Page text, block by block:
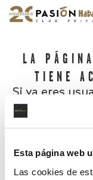
Esta página web
Las cookies de
LA
TIENE
Si ya eres